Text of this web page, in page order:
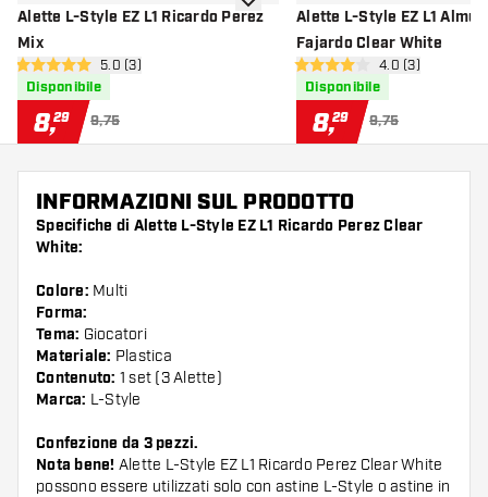
Alette L-Style EZ L1 Ricardo Perez
Mix
apri pannello recensioni
5 stelle di valutazione
5.0 (3)
Disponibile
8,29 9,75
aggiungi alla lista dei desideri
Alette L-Style EZ L1
Fajardo Clear White
apri pannello
4 stelle di valutazione
4.0 (3)
Disponibile
8,29 9,75
INFORMAZIONI SUL PRODOTTO
Specifiche di Alette L-Style EZ L1 Ricardo Perez Clear
White:
Colore: Multi
Forma:
Tema: Giocatori
Materiale: Plastica
Contenuto: 1 set (3 Alette)
Marca: L-Style
Confezione da 3 pezzi.
Nota bene! Alette L-Style EZ L1 Ricardo Perez Clear White
possono essere utilizzati solo con astine L-Style o astine in